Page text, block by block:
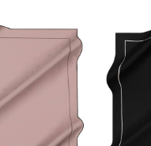
için ürün etiketindeki
ve hassas eşarplarda
tercih edebilirsiniz.
Sorular
ölçüsü nedir?
malzemeden üretilmiştir?
görünümü nasıldır?